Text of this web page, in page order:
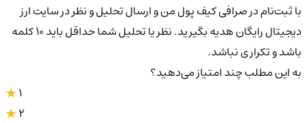
با ثبت‌نام در صرافی کیف پول من و ارسال تحلیل و نظر در سایت ارز
دیجیتال رایگان هدیه بگیرید. نظر یا تحلیل شما حداقل باید ۱۰ کلمه
باشد و تکراری نباشد.
به این مطلب چند امتیاز می‌دهید؟